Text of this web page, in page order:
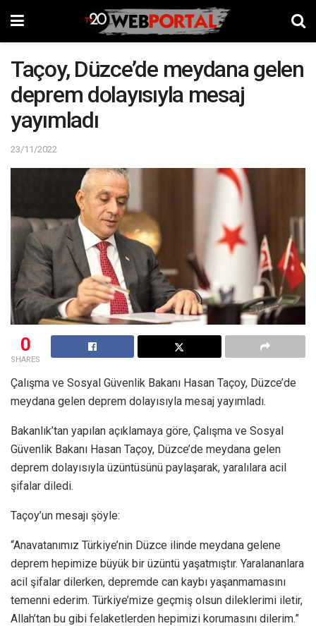
Taçoy, Düzce’de meydana gelen
deprem dolayısıyla mesaj
yayımladı
23/11/2022
0
SHARES
Çalışma ve Sosyal Güvenlik Bakanı Hasan Taçoy, Düzce’de
meydana gelen deprem dolayısıyla mesaj yayımladı.
Bakanlık’tan yapılan açıklamaya göre, Çalışma ve Sosyal
Güvenlik Bakanı Hasan Taçoy, Düzce’de meydana gelen
deprem dolayısıyla üzüntüsünü paylaşarak, yaralılara acil
şifalar diledi.
Taçoy’un mesajı şöyle:
“Anavatanımız Türkiye’nin Düzce ilinde meydana gelene
deprem hepimize büyük bir üzüntü yaşatmıştır. Yaralananlara
acil şifalar dilerken, depremde can kaybı yaşanmamasını
temenni ederim. Türkiye’mize geçmiş olsun dileklerimi iletir,
Allah’tan bu gibi felaketlerden hepimizi korumasını dilerim.”